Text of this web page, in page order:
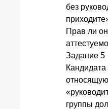
без
Прав ли
Задание 5
группы